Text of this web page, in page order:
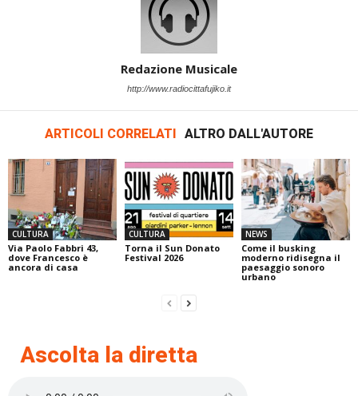
Redazione Musicale
http://www.radiocittafujiko.it
ARTICOLI CORRELATI ALTRO DALL'AUTORE
CULTURA
Via Paolo Fabbri 43,
dove Francesco è
ancora di casa
CULTURA
Torna il Sun Donato
Festival 2026
NEWS
Come il busking
moderno ridisegna il
paesaggio sonoro
urbano
Ascolta la diretta